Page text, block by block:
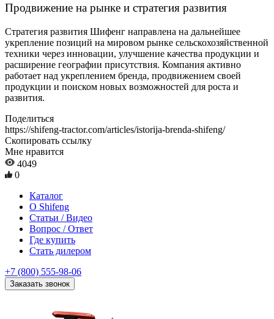
Продвижение на рынке и стратегия развития
Стратегия развития Шифенг направлена на дальнейшее
укрепление позиций на мировом рынке сельскохозяйственной
техники через инновации, улучшение качества продукции и
расширение географии присутствия. Компания активно
работает над укреплением бренда, продвижением своей
продукции и поиском новых возможностей для роста и
развития.
Поделиться
https://shifeng-tractor.com/articles/istorija-brenda-shifeng/
Скопировать ссылку
Мне нравится
4049
0
Каталог
О Shifeng
Статьи / Видео
Вопрос / Ответ
Где купить
Стать дилером
+7 (800) 555-98-06
Заказать звонок